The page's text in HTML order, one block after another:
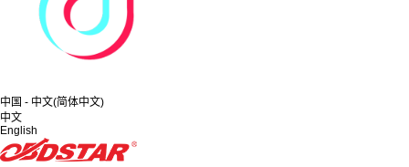
中国 - 中文(简体中文)
中文
English